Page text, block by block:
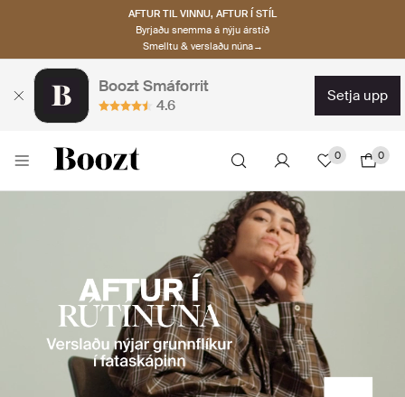
AFTUR TIL VINNU, AFTUR Í STÍL
Byrjaðu snemma á nýju árstíð
Smelltu & verslaðu núna→
Boozt Smáforrit
4.6
setja upp
0 0